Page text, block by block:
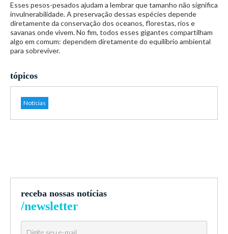
Esses pesos-pesados ajudam a lembrar que tamanho não significa
invulnerabilidade. A preservação dessas espécies depende
diretamente da conservação dos oceanos, florestas, rios e
savanas onde vivem. No fim, todos esses gigantes compartilham
algo em comum: dependem diretamente do equilíbrio ambiental
para sobreviver.
tópicos
Notícias
receba nossas notícias
/newsletter